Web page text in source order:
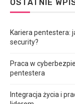
OSTATNIE
Kariera pentestera:
security?
Praca w
pentestera
Integracja życia i